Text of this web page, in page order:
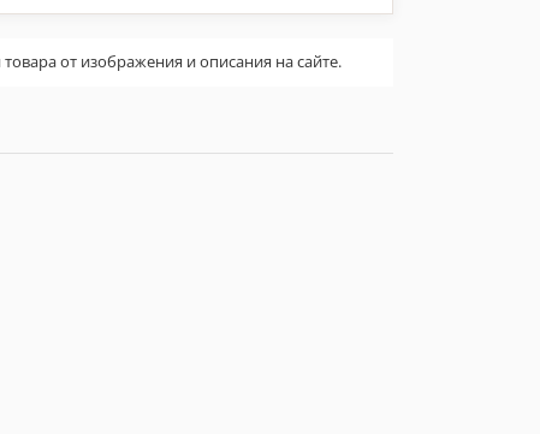
от изображения и описания на сайте.